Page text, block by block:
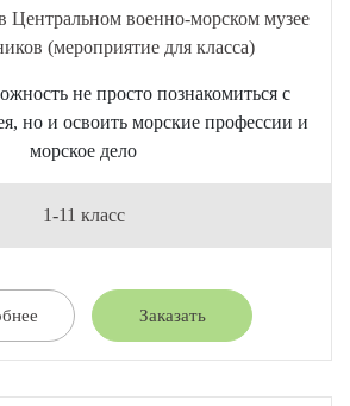
Центральном военно-морском музее
(мероприятие для класса)
не просто познакомиться с
но и освоить морские профессии и
морское дело
1-11 класс
Заказать